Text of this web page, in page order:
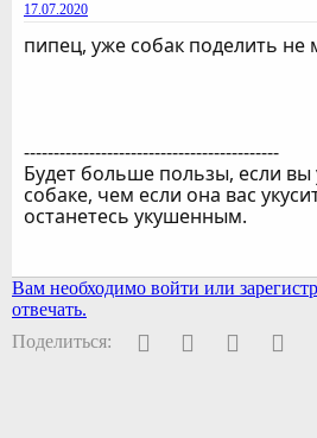
17.07.2020
пипец, уже собак поделить не
-------------------------------------------
Будет больше пользы, если вы
собаке, чем если она вас
останетесь укушенным.
Вам необходимо войти или
отвечать.
Поделиться:
FacebookTwitter Pinterest